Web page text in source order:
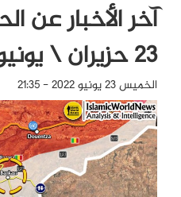
آخر الأخبار عن
23 حزيران \ يونيو 2022
الخميس 23 يونيو 2022 - 21:35